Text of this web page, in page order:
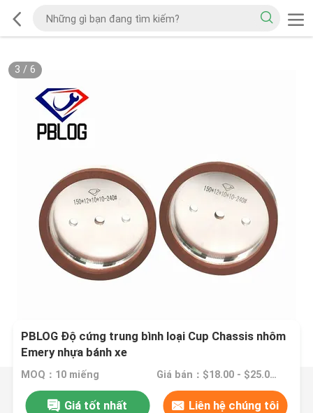
3 / 6
PBLOG Độ cứng trung bình loại Cup Chassis nhôm
Emery nhựa bánh xe
MOQ：10 miếng Giá bán：$18.00 - $25.00/pieces
Giá tốt nhất Liên hệ chúng tôi